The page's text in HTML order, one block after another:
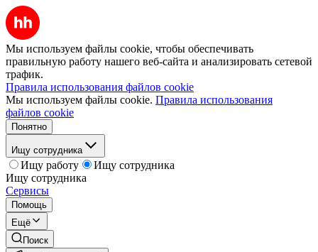
Мы используем файлы cookie, чтобы обеспечивать
правильную работу нашего веб-сайта и анализировать сетевой
трафик.
Правила использования файлов cookie
Мы используем файлы cookie. Правила использования
файлов cookie
Понятно
Ищу сотрудника
Ищу работу
Ищу сотрудника
Ищу сотрудника
Сервисы
Помощь
Ещё
Поиск